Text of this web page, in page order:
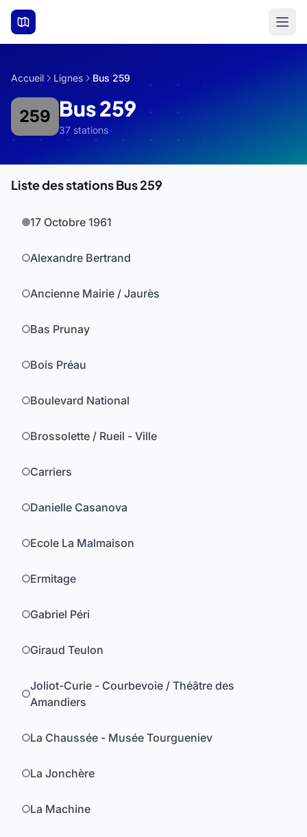
Aller au contenu principal
Accueil Lignes Bus 259
259 Bus 259
37 stations
Liste des stations Bus 259
17 Octobre 1961
Alexandre Bertrand
Ancienne Mairie / Jaurès
Bas Prunay
Bois Préau
Boulevard National
Brossolette / Rueil - Ville
Carriers
Danielle Casanova
Ecole La Malmaison
Ermitage
Gabriel Péri
Giraud Teulon
Joliot-Curie - Courbevoie / Théâtre des
Amandiers
La Chaussée - Musée Tourgueniev
La Jonchère
La Machine